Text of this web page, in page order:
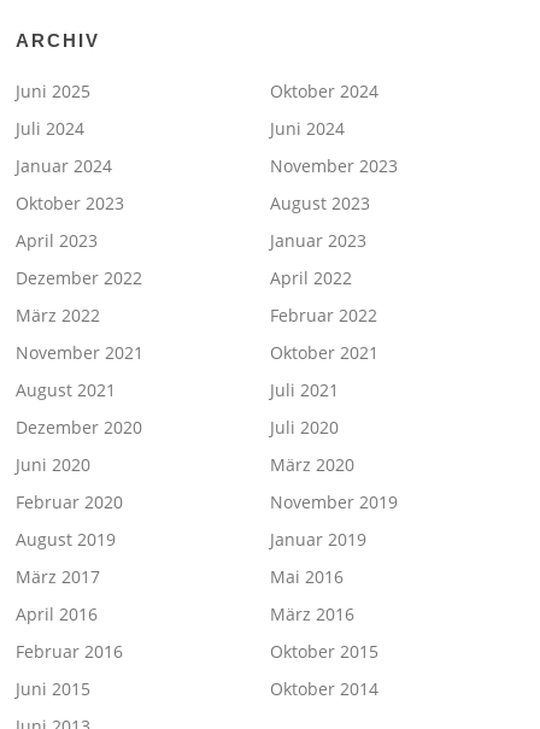
ARCHIV
Juni 2025
Oktober 2024
Juli 2024
Juni 2024
Januar 2024
November 2023
Oktober 2023
August 2023
April 2023
Januar 2023
Dezember 2022
April 2022
März 2022
Februar 2022
November 2021
Oktober 2021
August 2021
Juli 2021
Dezember 2020
Juli 2020
Juni 2020
März 2020
Februar 2020
November 2019
August 2019
Januar 2019
März 2017
Mai 2016
April 2016
März 2016
Februar 2016
Oktober 2015
Juni 2015
Oktober 2014